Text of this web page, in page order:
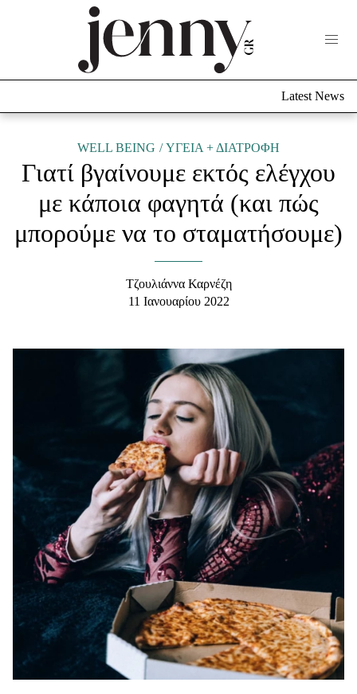
Culture
Fashion
Shopping
Styling Tips
Fashion News
Beauty - Ομορφιά
Μαλλιά - Νύχια
Ψυχολογία
Υγεία + Διατροφή
Σχέσεις & Σεξ
Fitness
Woman Power
Parenting
Working Girl
Real Women
Πρόσωπα
Latest News
WELL BEING ΥΓΕΙΑ + ΔΙΑΤΡΟΦΗ
Γιατί βγαίνουμε εκτός ελέγχου
με κάποια φαγητά (και πώς
μπορούμε να το σταματήσουμε)
Τζουλιάννα Καρνέζη
11 Ιανουαρίου 2022